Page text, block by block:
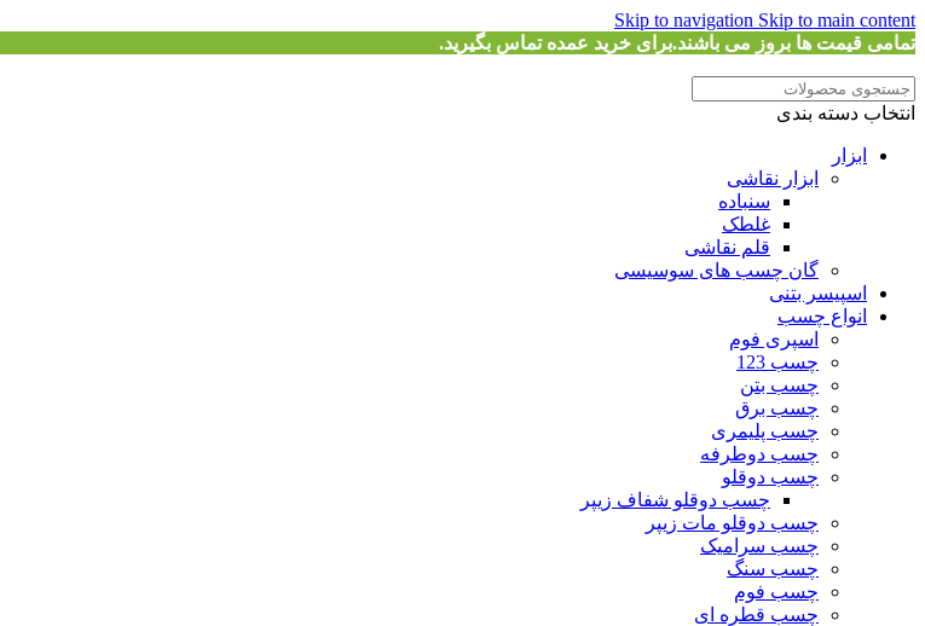
Skip to navigation Skip to main content
تمامی قیمت ها بروز می باشند.برای خرید عمده تماس بگیرید.
انتخاب دسته بندی
ابزار
ابزار نقاشی
سنباده
غلطک
قلم نقاشی
گان چسب های سوسیسی
اسپیسر بتنی
انواع چسب
اسپری فوم
چسب 123
چسب بتن
چسب برق
چسب پلیمری
چسب دوطرفه
چسب دوقلو
چسب دوقلو شفاف زیپر
چسب دوقلو مات زیپر
چسب سرامیک
چسب سنگ
چسب فوم
چسب قطره ای